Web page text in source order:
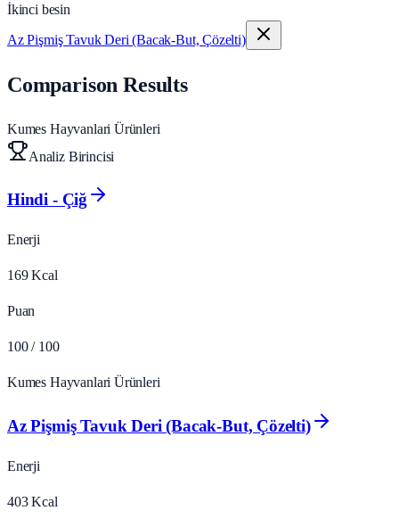
İkinci besin
Az Pişmiş Tavuk Deri (Bacak‑But, Çözelti)
Comparison Results
Kumes Hayvanlari Ürünleri
Analiz Birincisi
Hindi - Çiğ
Enerji
169 Kcal
Puan
100 / 100
Kumes Hayvanlari Ürünleri
Az Pişmiş Tavuk Deri (Bacak‑But, Çözelti)
Enerji
403 Kcal